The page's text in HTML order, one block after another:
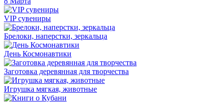
VIP сувениры
Брелоки, наперстки, зеркальца
День Космонавтики
Заготовка деревянная для творчества
Игрушка мягкая, животные